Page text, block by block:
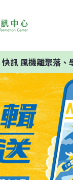
快訊風機離聚落、